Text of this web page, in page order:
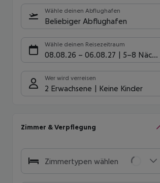
Wähle deinen Abflughafen
Beliebiger Abflughafen
Wähle deinen Reisezeitraum
08.08.26 – 06.08.27 5-8 Nächte
Wer wird verreisen
2 Erwachsene Keine Kinder
Zimmer & Verpflegung
Zimmertypen wählen